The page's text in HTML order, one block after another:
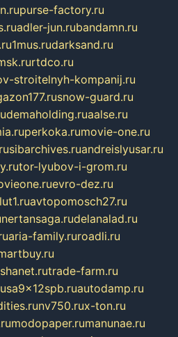
purse-factory.ru
adler-jun.rubandamn.ru
1mus.rudarksand.ru
rtdco.ru
stroitelnyh-kompanij.ru
snow-guard.ru
demaholding.ruaalse.ru
perkoka.rumovie-one.ru
sibarchives.ruandreislyusar.ru
tor-lyubov-i-grom.ru
evro-dez.ru
avtopomosch27.ru
nertansaga.rudelanalad.ru
aria-family.ruroadli.ru
trade-farm.ru
autodamp.ru
nv750.rux-ton.ru
modopaper.rumanunae.ru